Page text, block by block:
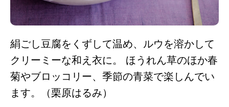
絹ごし豆腐をくずして温め、ルウを溶かして
クリーミーな和え衣に。 ほうれん草のほか春
菊やブロッコリー、季節の青菜で楽しんでい
ます。（栗原はるみ）